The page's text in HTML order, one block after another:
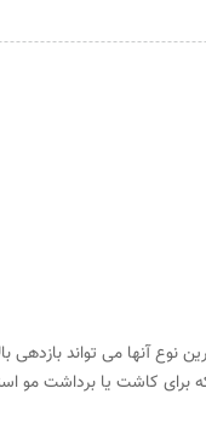
نوع آنها می تواند
کاشت یا برداشت مو